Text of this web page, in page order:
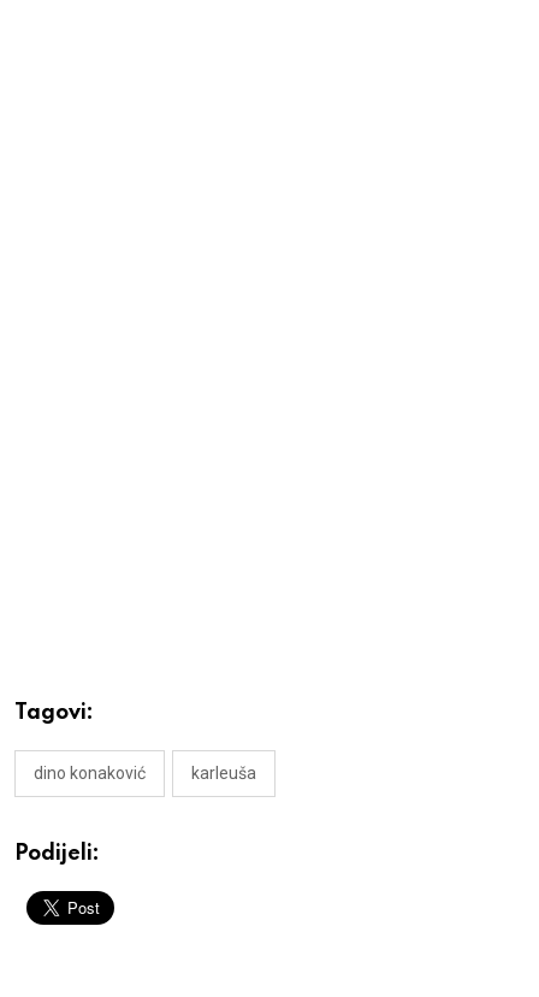
Tagovi:
dino konaković karleuša
Podijeli: